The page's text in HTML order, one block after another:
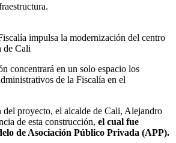
impulsa la modernización del centro
de Cali
concentrará en un solo espacio los
de la Fiscalía en el
del proyecto, el alcalde de Cali, Alejandro
de esta construcción, el cual fue
de Asociación Público Privada (APP).